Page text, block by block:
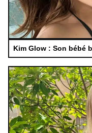
Kim Glow : Son bébé